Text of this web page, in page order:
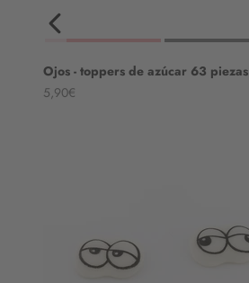
Ojos - toppers de azúcar 63 piezas
Angebot
5,90€